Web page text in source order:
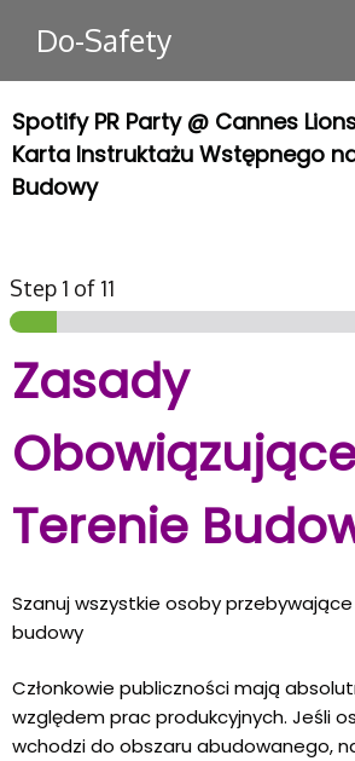
Do-Safety
Spotify PR Party @ Cannes
Karta Instruktażu Wstępnego
Budowy
Step 1 of 11
Zasady
Terenie
Szanuj wszystkie osoby
budowy
Członkowie publiczności mają
względem prac produkcyjnych. Jeśli
wchodzi do obszaru abudowanego,